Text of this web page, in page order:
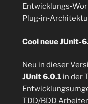
Cool neue JUnit-
Neu in dieser
JUnit 6.0.1 in der
TDD/BDD